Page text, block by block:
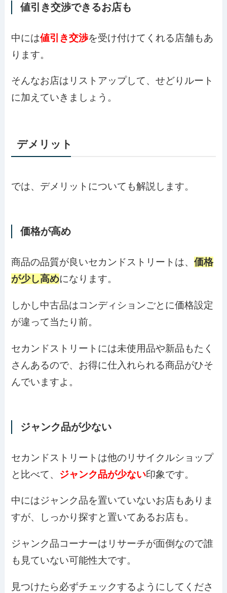
値引き交渉できるお店も
中には値引き交渉を受け付けてくれる店舗もあ
ります。
そんなお店はリストアップして、せどりルート
に加えていきましょう。
デメリット
では、デメリットについても解説します。
価格が高め
商品の品質が良いセカンドストリートは、価格
が少し高めになります。
しかし中古品はコンディションごとに価格設定
が違って当たり前。
セカンドストリートには未使用品や新品もたく
さんあるので、お得に仕入れられる商品がひそ
んでいますよ。
ジャンク品が少ない
セカンドストリートは他のリサイクルショップ
と比べて、 ジャンク品が少ない印象です。
中にはジャンク品を置いていないお店もありま
すが、しっかり探すと置いてあるお店も。
ジャンク品コーナーはリサーチが面倒なので誰
も見ていない可能性大です。
見つけたら必ずチェックするようにしてくださ